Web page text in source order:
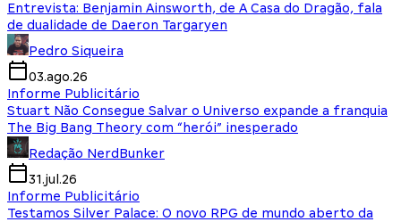
Entrevista: Benjamin Ainsworth, de A Casa do Dragão, fala
de dualidade de Daeron Targaryen
Pedro Siqueira
03.ago.26
Informe Publicitário
Stuart Não Consegue Salvar o Universo expande a franquia
The Big Bang Theory com “herói” inesperado
Redação NerdBunker
31.jul.26
Informe Publicitário
Testamos Silver Palace: O novo RPG de mundo aberto da